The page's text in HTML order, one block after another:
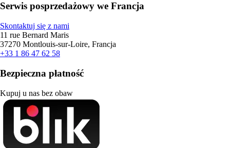
Serwis posprzedażowy we Francja
Skontaktuj się z nami
11 rue Bernard Maris
37270 Montlouis-sur-Loire, Francja
+33 1 86 47 62 58
Bezpieczna płatność
Kupuj u nas bez obaw